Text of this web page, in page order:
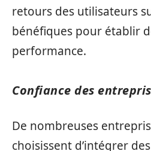
retours des utilisateurs
bénéfiques pour établir
performance.
Confiance des
De nombreuses
choisissent d’intégrer